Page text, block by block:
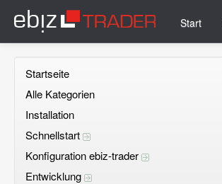
Start
Startseite
Alle Kategorien
Installation
Schnellstart
Konfiguration ebiz-trader
Entwicklung